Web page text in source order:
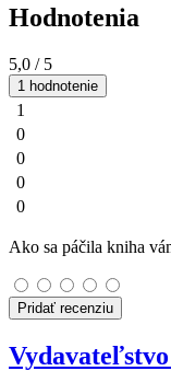
Hodnotenia
5,0 / 5
1 hodnotenie
1
0
0
0
0
Ako sa páčila kniha
Pridať recenziu